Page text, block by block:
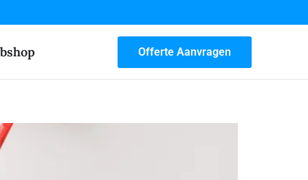
Offerte Aanvragen